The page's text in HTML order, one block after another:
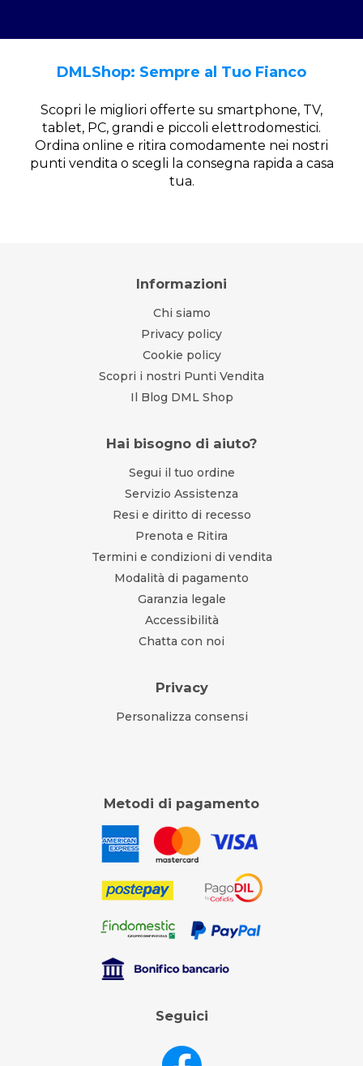
DMLShop: Sempre al Tuo Fianco
Scopri le migliori offerte su smartphone, TV,
tablet, PC, grandi e piccoli elettrodomestici.
Ordina online e ritira comodamente nei nostri
punti vendita o scegli la consegna rapida a casa
tua.
Informazioni
Chi siamo
Privacy policy
Cookie policy
Scopri i nostri Punti Vendita
Il Blog DML Shop
Hai bisogno di aiuto?
Segui il tuo ordine
Servizio Assistenza
Resi e diritto di recesso
Prenota e Ritira
Termini e condizioni di vendita
Modalità di pagamento
Garanzia legale
Accessibilità
Chatta con noi
Privacy
Personalizza consensi
Metodi di pagamento
Seguici